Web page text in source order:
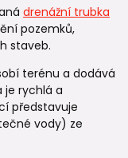
drenážní trubka
pozemků,
staveb.
terénu a dodává
je rychlá a
představuje
vody) ze